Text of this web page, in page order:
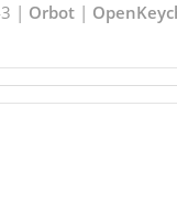
| Orbot|